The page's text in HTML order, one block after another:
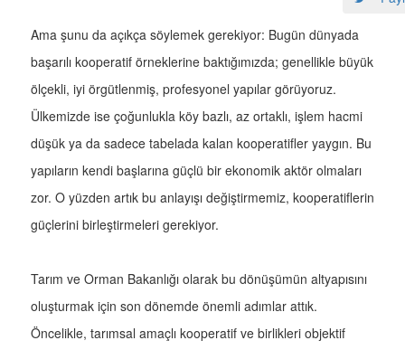
Ama şunu da açıkça söylemek gerekiyor: Bugün dünyada
başarılı kooperatif örneklerine baktığımızda; genellikle büyük
ölçekli, iyi örgütlenmiş, profesyonel yapılar görüyoruz.
Ülkemizde ise çoğunlukla köy bazlı, az ortaklı, işlem hacmi
düşük ya da sadece tabelada kalan kooperatifler yaygın. Bu
yapıların kendi başlarına güçlü bir ekonomik aktör olmaları
zor. O yüzden artık bu anlayışı değiştirmemiz, kooperatiflerin
güçlerini birleştirmeleri gerekiyor.
Tarım ve Orman Bakanlığı olarak bu dönüşümün altyapısını
oluşturmak için son dönemde önemli adımlar attık.
Öncelikle, tarımsal amaçlı kooperatif ve birlikleri objektif